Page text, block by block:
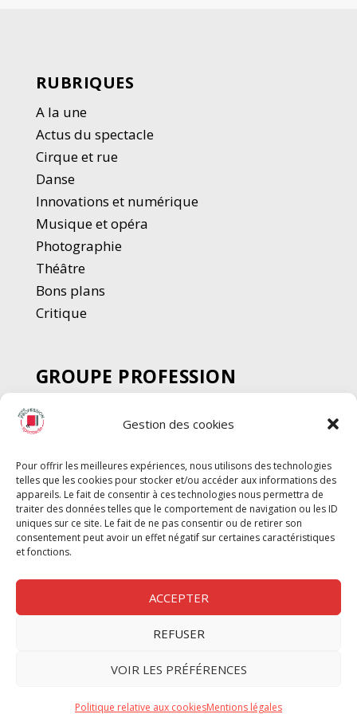
Gestion des cookies
Pour offrir les meilleures expériences, nous utilisons des technologies
telles que les cookies pour stocker et/ou accéder aux informations des
appareils. Le fait de consentir à ces technologies nous permettra de
traiter des données telles que le comportement de navigation ou les ID
uniques sur ce site. Le fait de ne pas consentir ou de retirer son
consentement peut avoir un effet négatif sur certaines caractéristiques
et fonctions.
ACCEPTER
REFUSER
VOIR LES PRÉFÉRENCES
Politique relative aux cookiesMentions légales
RUBRIQUES
A la une
Actus du spectacle
Cirque et rue
Danse
Innovations et numérique
Musique et opéra
Photographie
Théâtre
Bons plans
Critique
GROUPE PROFESSION
SPECTACLE
Chèque Intermittents
Chèque Compta
Chèque Emploi Spectacle
G-Pods
Profession Audio-visuel
Nous contacter